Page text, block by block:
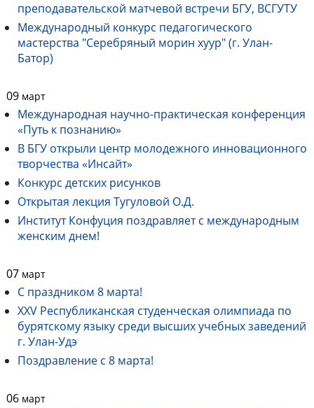
преподавательской матчевой встречи БГУ, ВСГУТУ
Международный конкурс педагогического
мастерства "Серебряный морин хуур" (г. Улан-
Батор)
09 март
Международная научно-практическая конференция
«Путь к познанию»
В БГУ открыли центр молодежного инновационного
творчества «Инсайт»
Конкурс детских рисунков
Открытая лекция Тугуловой О.Д.
Институт Конфуция поздравляет с международным
женским днем!
07 март
С праздником 8 марта!
XXV Республиканская студенческая олимпиада по
бурятскому языку среди высших учебных заведений
г. Улан-Удэ
Поздравление с 8 марта!
06 март